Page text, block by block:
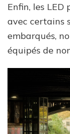
Enfin, les
avec certains
embarqués,
équipés de